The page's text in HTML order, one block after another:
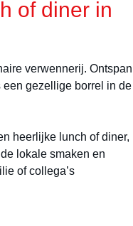
of diner in
verwennerij. Ontspan
gezellige borrel in de
heerlijke lunch of diner,
lokale smaken en
of collega’s